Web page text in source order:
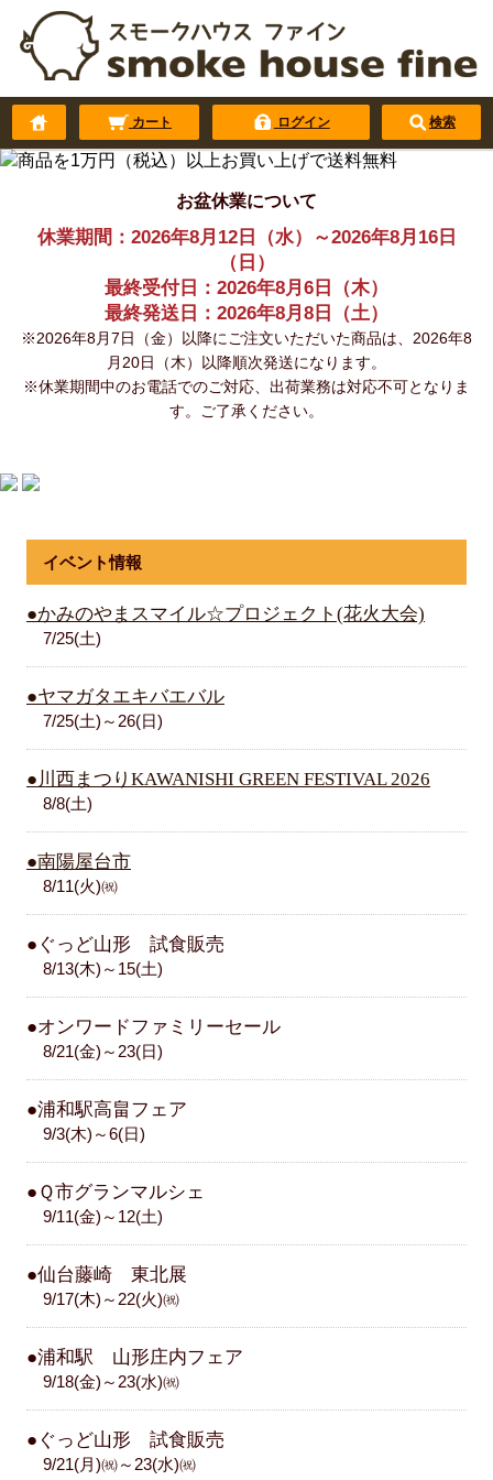
カート ログイン 検索
お盆休業について
休業期間：2026年8月12日（水）～2026年8月16日
（日）
最終受付日：2026年8月6日（木）
最終発送日：2026年8月8日（土）
※2026年8月7日（金）以降にご注文いただいた商品は、2026年8
月20日（木）以降順次発送になります。
※休業期間中のお電話でのご対応、出荷業務は対応不可となりま
す。ご了承ください。
イベント情報
●かみのやまスマイル☆プロジェクト(花火大会)
7/25(土)
●ヤマガタエキバエバル
7/25(土)～26(日)
●川西まつりKAWANISHI GREEN FESTIVAL 2026
8/8(土)
●南陽屋台市
8/11(火)㈷
●ぐっど山形 試食販売
8/13(木)～15(土)
●オンワードファミリーセール
8/21(金)～23(日)
●浦和駅高畠フェア
9/3(木)～6(日)
●Ｑ市グランマルシェ
9/11(金)～12(土)
●仙台藤崎 東北展
9/17(木)～22(火)㈷
●浦和駅 山形庄内フェア
9/18(金)～23(水)㈷
●ぐっど山形 試食販売
9/21(月)㈷～23(水)㈷